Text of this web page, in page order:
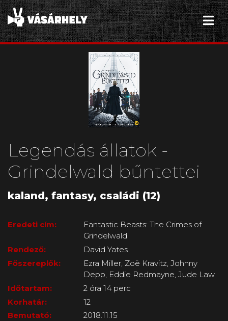
Legendás állatok -
Grindelwald bűntettei
kaland, fantasy, családi (12)
Eredeti cím:
Fantastic Beasts: The Crimes of
Grindelwald
Rendező:
David Yates
Főszereplők:
Ezra Miller, Zoë Kravitz, Johnny
Depp, Eddie Redmayne, Jude Law
Időtartam:
2 óra 14 perc
Korhatár:
12
Bemutató:
2018.11.15